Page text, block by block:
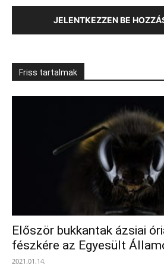
JELENTKEZZEN BE
Friss tartalmak
Először bukkantak ázsiai
fészkére az Egyesült
2021.01.14.